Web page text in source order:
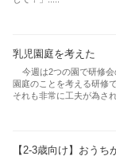
乳児園庭を考えた
今週は2つの園で研修会
園庭のことを考える研修
それも非常に工夫が為され
【2-3歳向け】おう